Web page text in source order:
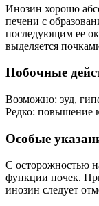
Инозин хорошо
печени с
последующим ее
выделяется
Побочные
Возможно: зуд,
Редко: повышение
Особые
С осторожностью
функции почек.
инозин следует